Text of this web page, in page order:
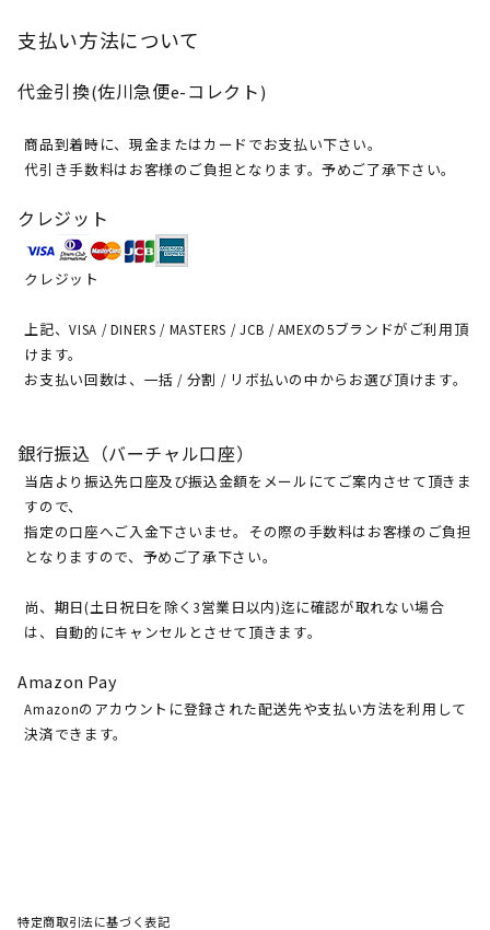
支払い方法について
代金引換(佐川急便e-コレクト)
商品到着時に、現金またはカードでお支払い下さい。
代引き手数料はお客様のご負担となります。予めご了承下さい。
クレジット
クレジット
上記、VISA / DINERS / MASTERS / JCB / AMEXの5ブランドがご利用頂
けます。
お支払い回数は、一括 / 分割 / リボ払いの中からお選び頂けます。
銀行振込（バーチャル口座）
当店より振込先口座及び振込金額をメールにてご案内させて頂きま
すので、
指定の口座へご入金下さいませ。その際の手数料はお客様のご負担
となりますので、予めご了承下さい。
尚、期日(土日祝日を除く3営業日以内)迄に確認が取れない場合
は、自動的にキャンセルとさせて頂きます。
Amazon Pay
Amazonのアカウントに登録された配送先や支払い方法を利用して
決済できます。
特定商取引法に基づく表記